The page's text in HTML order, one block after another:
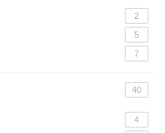
2
5
7
40
4